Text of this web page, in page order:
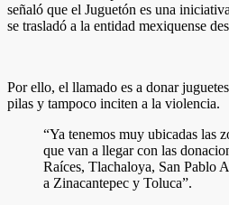
señaló que el Juguetón es una
se trasladó a la entidad mexiquense
Por ello, el llamado es a donar
pilas y tampoco inciten a la violencia.
“Ya tenemos muy ubicadas las
que van a llegar con las
Raíces, Tlachaloya, San Pablo
a Zinacantepec y Toluca”.